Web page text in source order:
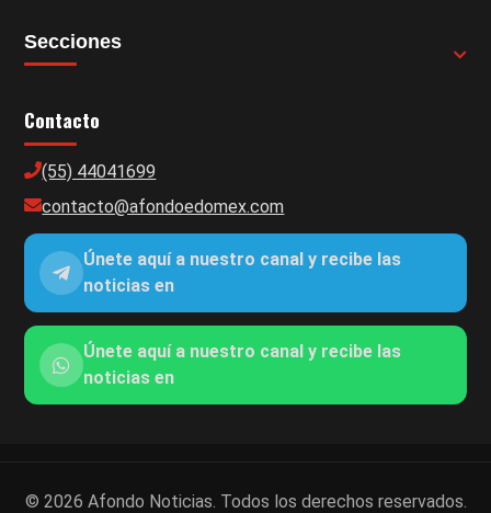
Secciones
Contacto
(55) 44041699
contacto@afondoedomex.com
Únete aquí a nuestro canal y recibe las
noticias en
Únete aquí a nuestro canal y recibe las
noticias en
© 2026 Afondo Noticias. Todos los derechos reservados.